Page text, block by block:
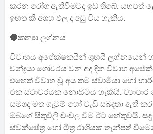
කරන රෝග ඇතිවීමටද ඉඩ තිබේ. යහපත්
ඉහත කී අශුභ ඵල ද අඩු විය හැකිය.
🔴කන්‍යා ලග්නය
විවාහය අපේක්ෂකයින් ශුභයි ලග්නයෙන්
චන්ද්‍රයා ගෝචරය වන අද දින විවාහ
එහෙත් විවාහ වූ අය තම ස්වාමියා හෝ
එක ස්ථාවරයක නොසිටිය හැකියි.
සමගද මත ගැටුම් හෝ වැඩි සබඳතා ඇති
ඔබගේ සිතුවිලි චංචල විම ඊට හේතුවයි.
ස්වක්ෂේත්‍ර හෝ මිත්‍ර රාශියක තැන්පත්